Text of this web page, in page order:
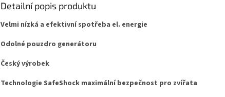
Detailní popis produktu
Velmi nízká a efektivní spotřeba el. energie
Odolné pouzdro generátoru
Český výrobek
Technologie SafeShock maximální bezpečnost pro zvířata